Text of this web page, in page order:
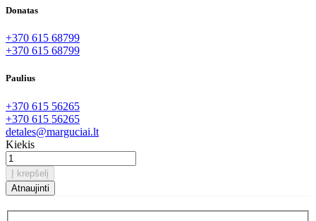
Donatas
+370 615 68799
+370 615 68799
Paulius
+370 615 56265
+370 615 56265
detales@marguciai.lt
Kiekis
Į krepšelį